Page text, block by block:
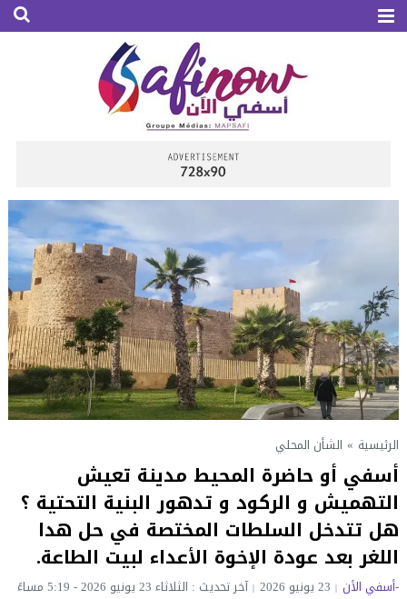
الرئيسية » الشأن المحلي
أسفي أو حاضرة المحيط مدينة تعيش
التهميش و الركود و تدهور البنية التحتية ؟
هل تتدخل السلطات المختصة في حل هدا
اللغر بعد عودة الإخوة الأعداء لبيت الطاعة.
-أسفي الأن 23 يونيو 2026 آخر تحديث : الثلاثاء 23 يونيو 2026 - 5:19 مساءً